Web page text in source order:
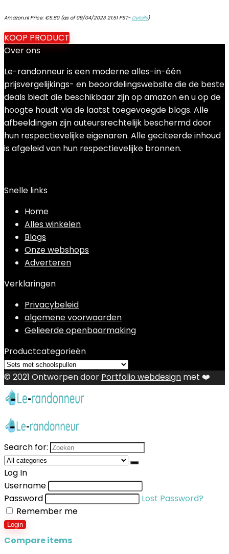
Amazon.nl Price: €5.80(as of 09/04/2023 21:51 PST-Details)
KOOP PRODUCT
Over ons
Le-randonneur is een moderne alles-in-één
prijsvergelijkings- en beoordelingswebsite die de beste
deals biedt die beschikbaar zijn op amazon en u op de
hoogte houdt via de laatst toegevoegde blogs. Alle
afbeeldingen zijn auteursrechtelijk beschermd door
hun respectievelijke eigenaren. Alle geciteerde inhoud
is afgeleid van hun respectievelijke bronnen.
Snelle links
Home
Alles winkelen
Blogs
Onze webshops
Adverteren
Verklaringen
Privacybeleid
algemene voorwaarden
Gelieerde openbaarmaking
Productcategorieën
© 2021 Ontworpen door Portfolio webdesign met ❤️
Search for:
Log In
Username
Password
Lost Password?
Remember me
Login
Compare items